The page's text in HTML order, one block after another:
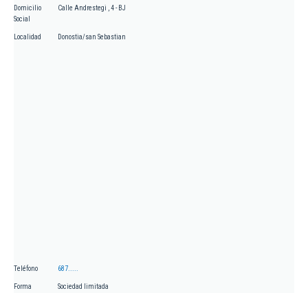
Domicilio
Social
Calle Andrestegi , 4 - BJ
Localidad Donostia/san Sebastian
Teléfono 687.....
Forma
Sociedad limitada